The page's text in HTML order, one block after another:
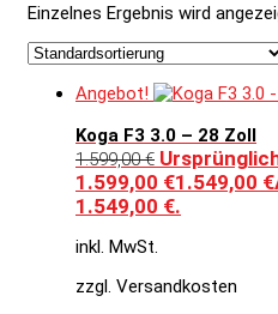
Einzelnes Ergebnis wird
Angebot!
Koga F3 3.0 – 28 Zoll
1.599,00€
1.599,00 €1.549,00 €
1.549,00 €.
inkl. MwSt.
zzgl. Versandkosten